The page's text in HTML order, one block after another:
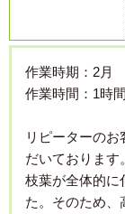
作業時期：2月
作業時間：1時
リピーターの
だいております。
枝葉が全体的に
た。そのため、